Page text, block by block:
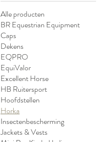
Alle producten
BR Equestrian Equipment
Caps
Dekens
EQPRO
EquiValor
Excellent Horse
HB Ruitersport
Hoofdstellen
Horka
Insectenbescherming
Jackets & Vests